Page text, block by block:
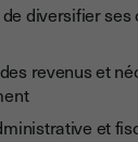
diversifier
revenus et
et